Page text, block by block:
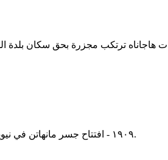
١٩٠٩ - افتتاح جسر مانهاتن في نيويورك والذي يصل بين "باولي" و"كانال ستريت" في "شينتاون" و"فلا تبوش أفينيو" في بروكلين.